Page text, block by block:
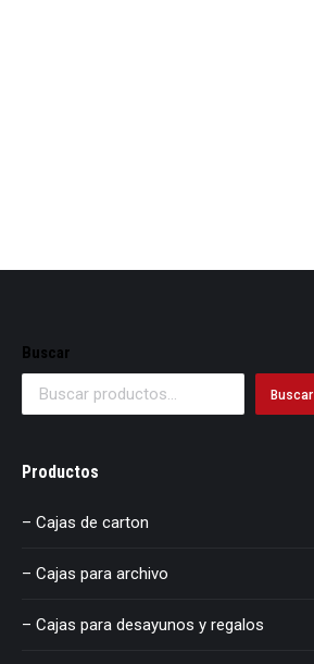
Buscar
Buscar
Productos
– Cajas de carton
– Cajas para archivo
– Cajas para desayunos y regalos